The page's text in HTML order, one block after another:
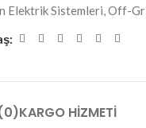
Elektrik Sistemleri,Off-
(0)KARGO HIZMETI